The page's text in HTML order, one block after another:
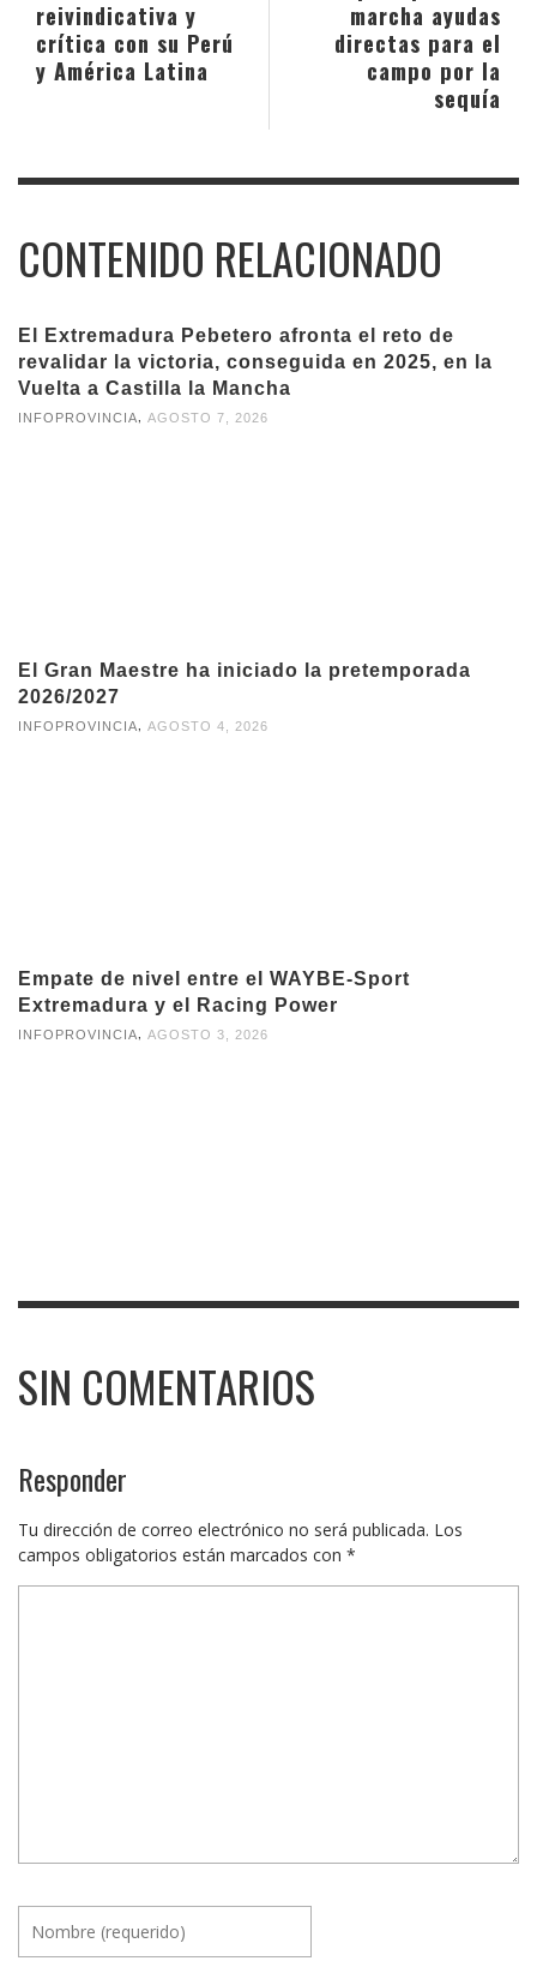
marcha ayudas
directas para el
campo por la
sequía
reivindicativa y
crítica con su Perú
y América Latina
CONTENIDO RELACIONADO
El Extremadura Pebetero afronta el reto de
revalidar la victoria, conseguida en 2025, en la
Vuelta a Castilla la Mancha
INFOPROVINCIA AGOSTO 7, 2026
El Gran Maestre ha iniciado la pretemporada
2026/2027
INFOPROVINCIA AGOSTO 4, 2026
Empate de nivel entre el WAYBE-Sport
Extremadura y el Racing Power
INFOPROVINCIA AGOSTO 3, 2026
SIN COMENTARIOS
Responder
Tu dirección de correo electrónico no será publicada. Los
campos obligatorios están marcados con *